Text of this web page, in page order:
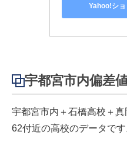
Yahoo!シ
宇都宮市内偏差
宇都宮市内＋石橋高校＋
62付近の高校のデータです